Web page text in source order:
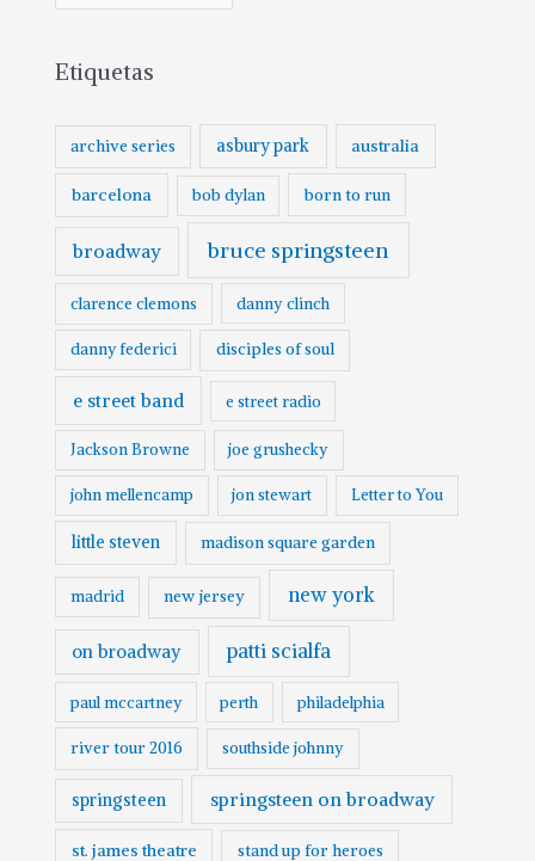
Etiquetas
archive series asbury park australia
barcelona bob dylan born to run
broadway bruce springsteen
clarence clemons danny clinch
danny federici disciples of soul
e street band e street radio
Jackson Browne joe grushecky
john mellencamp jon stewart Letter to You
little steven madison square garden
madrid new jersey new york
on broadway patti scialfa
paul mccartney perth philadelphia
river tour 2016 southside johnny
springsteen springsteen on broadway
st. james theatre stand up for heroes